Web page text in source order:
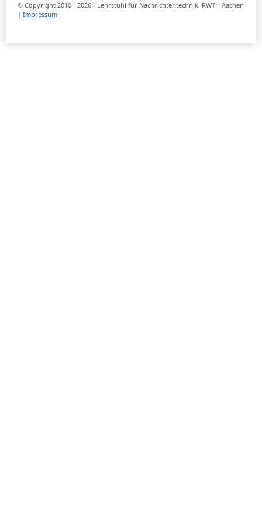
© Copyright 2010 - 2026 - Lehrstuhl für Nachrichtentechnik, RWTH Aachen
| Impressum